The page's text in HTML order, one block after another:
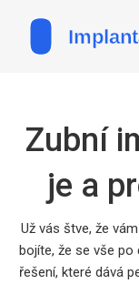
Zubní
je a
Už vás štve, že
bojíte, že se vše
řešení, které dává